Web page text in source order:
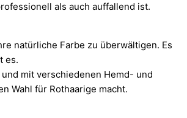
als auch auffallend ist.
natürliche Farbe zu überwältigen. Es
es.
mit verschiedenen Hemd- und
Wahl für Rothaarige macht.